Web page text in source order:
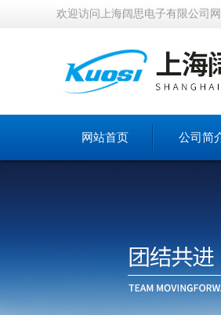
欢迎访问上海阔思电子有限公司
网站首页 公司简